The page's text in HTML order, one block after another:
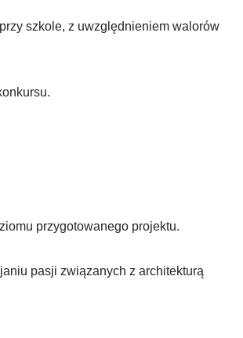
szkole, z uwzględnieniem walorów
przygotowanego projektu.
pasji związanych z architekturą